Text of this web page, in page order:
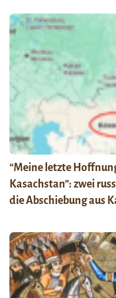
“Meine letzte
Kasachstan”: zwei
die Abschiebung aus